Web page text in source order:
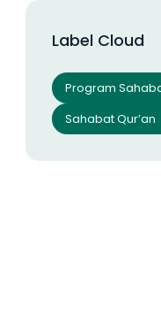
Label Cloud
Program
Sahabat Qur’an